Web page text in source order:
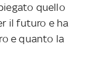
quello
il futuro e ha
e quanto la